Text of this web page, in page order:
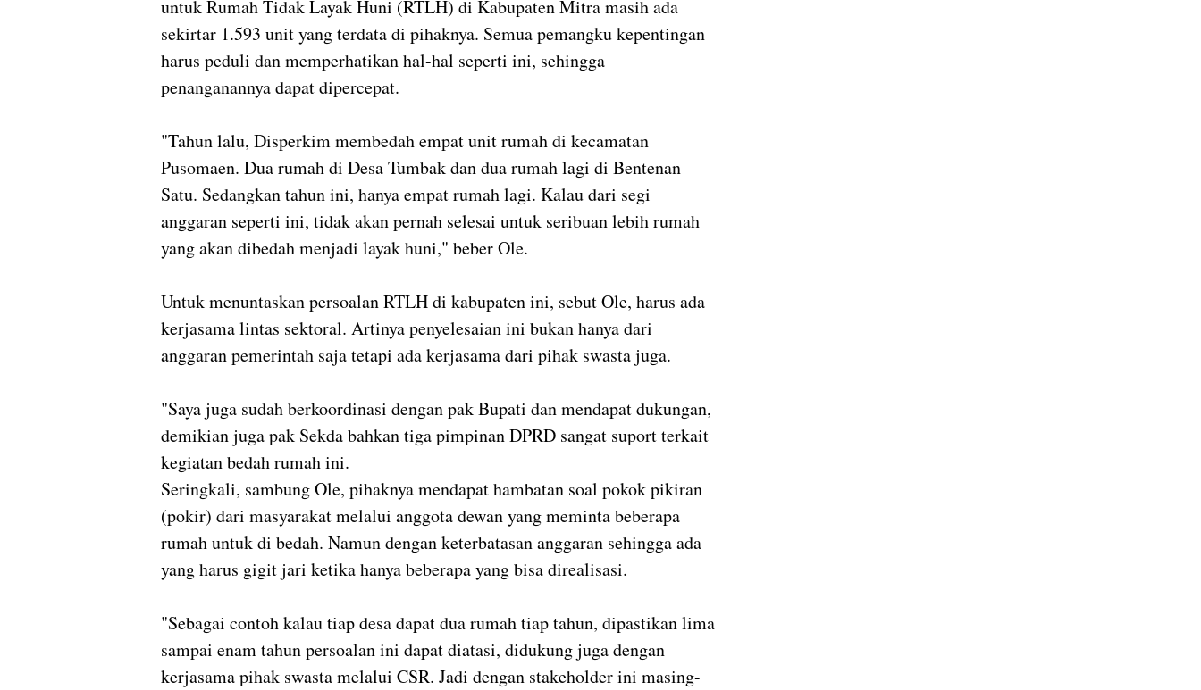
untuk Rumah Tidak Layak Huni (RTLH) di Kabupaten Mitra masih ada
sekirtar 1.593 unit yang terdata di pihaknya. Semua pemangku kepentingan
harus peduli dan memperhatikan hal-hal seperti ini, sehingga
penanganannya dapat dipercepat.
"Tahun lalu, Disperkim membedah empat unit rumah di kecamatan
Pusomaen. Dua rumah di Desa Tumbak dan dua rumah lagi di Bentenan
Satu. Sedangkan tahun ini, hanya empat rumah lagi. Kalau dari segi
anggaran seperti ini, tidak akan pernah selesai untuk seribuan lebih rumah
yang akan dibedah menjadi layak huni," beber Ole.
Untuk menuntaskan persoalan RTLH di kabupaten ini, sebut Ole, harus ada
kerjasama lintas sektoral. Artinya penyelesaian ini bukan hanya dari
anggaran pemerintah saja tetapi ada kerjasama dari pihak swasta juga.
"Saya juga sudah berkoordinasi dengan pak Bupati dan mendapat dukungan,
demikian juga pak Sekda bahkan tiga pimpinan DPRD sangat suport terkait
kegiatan bedah rumah ini.
Seringkali, sambung Ole, pihaknya mendapat hambatan soal pokok pikiran
(pokir) dari masyarakat melalui anggota dewan yang meminta beberapa
rumah untuk di bedah. Namun dengan keterbatasan anggaran sehingga ada
yang harus gigit jari ketika hanya beberapa yang bisa direalisasi.
"Sebagai contoh kalau tiap desa dapat dua rumah tiap tahun, dipastikan lima
sampai enam tahun persoalan ini dapat diatasi, didukung juga dengan
kerjasama pihak swasta melalui CSR. Jadi dengan stakeholder ini masing-